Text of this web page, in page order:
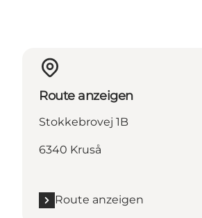
Route anzeigen
Stokkebrovej 1B
6340 Kruså
Route anzeigen